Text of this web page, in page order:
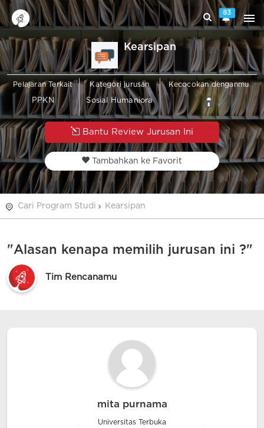
83
Kearsipan
Pelajaran Terkait
PPKN
Kategori jurusan
Sosial Humaniora
Kecocokan denganmu
Bantu Review Jurusan Ini
Tambahkan ke Favorit
Cari Program Studi Kearsipan
"Alasan kenapa memilih jurusan ini ?"
Tim Rencanamu
mita purnama
Universitas Terbuka